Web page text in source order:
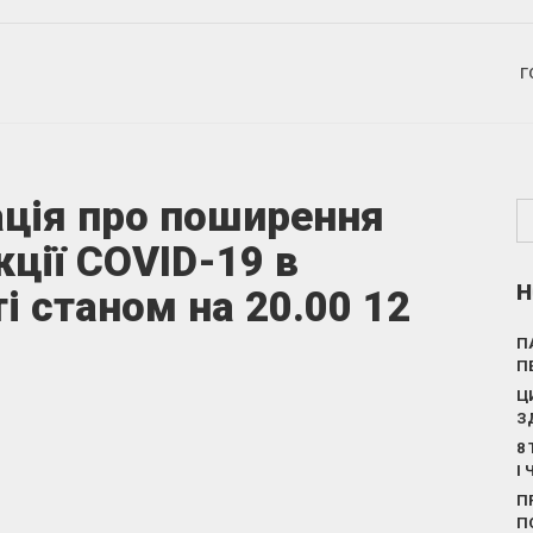
про поширення
COVID-19 в
станом на 20.00 12
8
І